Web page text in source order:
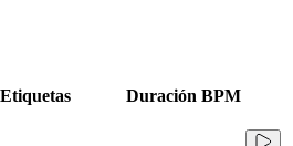
Etiquetas Duración BPM